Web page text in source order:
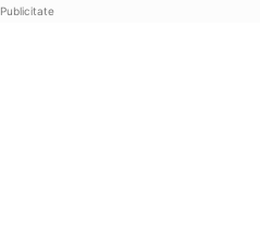
Publicitate